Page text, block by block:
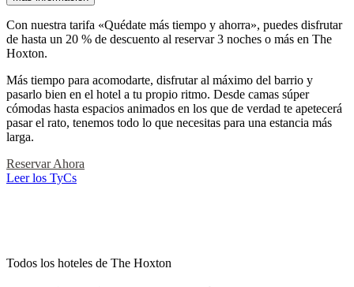
Con nuestra tarifa «Quédate más tiempo y ahorra», puedes disfrutar
de hasta un 20 % de descuento al reservar 3 noches o más en The
Hoxton.
Más tiempo para acomodarte, disfrutar al máximo del barrio y
pasarlo bien en el hotel a tu propio ritmo. Desde camas súper
cómodas hasta espacios animados en los que de verdad te apetecerá
pasar el rato, tenemos todo lo que necesitas para una estancia más
larga.
Reservar Ahora
Leer los TyCs
Todos los hoteles de The Hoxton